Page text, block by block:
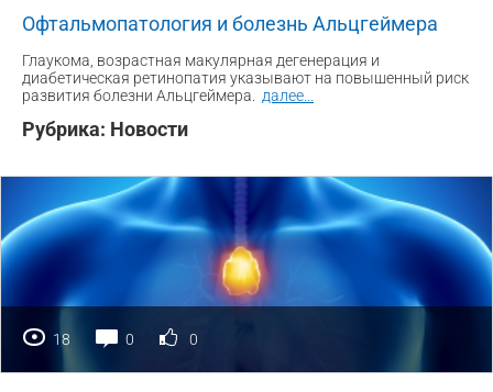
Офтальмопатология и болезнь Альцгеймера
Глаукома, возрастная макулярная дегенерация и
диабетическая ретинопатия указывают на повышенный риск
развития болезни Альцгеймера.
далее
Рубрика: Новости
18 0 0